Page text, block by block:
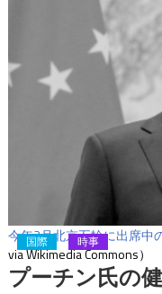
今年2月北京五輪に出席中
via Wikimedia Commons）
国際 時事
プーチン氏の